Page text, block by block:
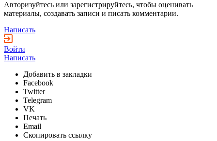
Авторизуйтесь или зарегистрируйтесь, чтобы оценивать
материалы, создавать записи и писать комментарии.
Написать
Войти
Написать
Добавить в закладки
Facebook
Twitter
Telegram
VK
Печать
Email
Скопировать ссылку